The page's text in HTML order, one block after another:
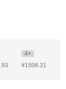
4+
.93 ¥1506.31